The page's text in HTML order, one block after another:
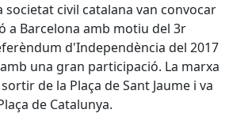
societat civil catalana van convocar
a Barcelona amb motiu del 3r
d'Independència del 2017
una gran participació. La marxa
de la Plaça de Sant Jaume i va
de Catalunya.